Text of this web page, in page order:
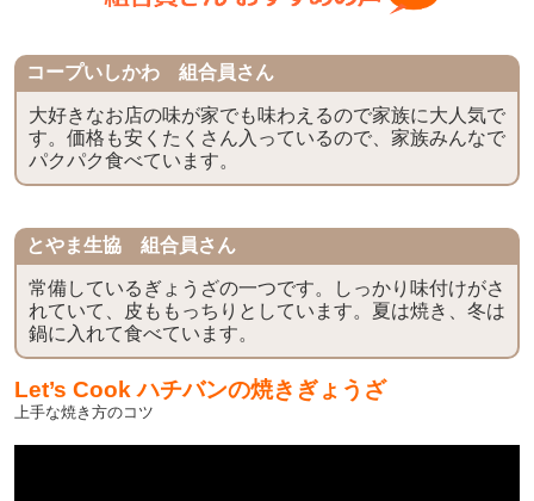
コープいしかわ 組合員さん
大好きなお店の味が家でも味わえるので家族に大人気で
す。価格も安くたくさん入っているので、家族みんなで
パクパク食べています。
とやま生協 組合員さん
常備しているぎょうざの一つです。しっかり味付けがさ
れていて、皮ももっちりとしています。夏は焼き、冬は
鍋に入れて食べています。
Let’s Cook ハチバンの焼きぎょうざ
上手な焼き方のコツ